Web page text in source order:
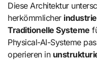
Diese Architektur
herkömmlicher
Traditionelle Systeme
Physical-AI-Systeme
operieren in